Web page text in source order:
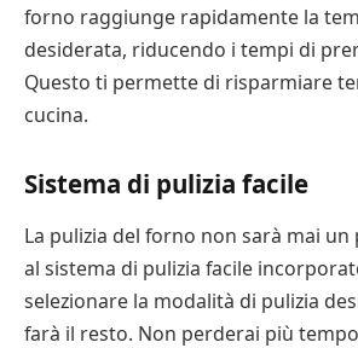
forno raggiunge rapidamente la
desiderata, riducendo i tempi di
Questo ti permette di risparmiare
cucina.
Sistema di pulizia facile
La pulizia del forno non sarà mai
al sistema di pulizia facile
selezionare la modalità di pulizia
farà il resto. Non perderai più